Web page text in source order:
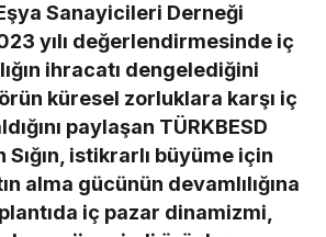
Sanayicileri Derneği
yılı değerlendirmesinde iç
ihracatı dengelediğini
küresel zorluklara karşı iç
paylaşan TÜRKBESD
Sığın, istikrarlı büyüme için
alma gücünün devamlılığına
iç pazar dinamizmi,